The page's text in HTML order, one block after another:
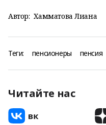
Автор: Хамматова Лиана
Теги: пенсионеры пенсия
Читайте нас